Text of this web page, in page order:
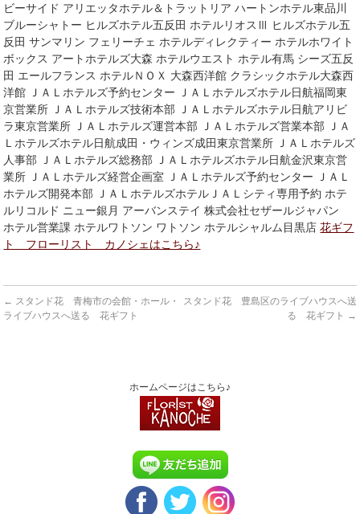
ビーサイド アリエッタホテル＆トラットリア ハートンホテル東品川
ブルーシャトー ヒルズホテル五反田 ホテルリオスⅢ ヒルズホテル五
反田 サンマリン フェリーチェ ホテルディレクティー ホテルホワイト
ボックス アートホテルズ大森 ホテルウエスト ホテル有馬 シーズ五反
田 エールフランス ホテルＮＯＸ 大森西洋館 クラシックホテル大森西
洋館 ＪＡＬホテルズ予約センター ＪＡＬホテルズホテル日航福岡東
京営業所 ＪＡＬホテルズ技術本部 ＪＡＬホテルズホテル日航アリビ
ラ東京営業所 ＪＡＬホテルズ運営本部 ＪＡＬホテルズ営業本部 ＪＡ
Ｌホテルズホテル日航成田・ウィンズ成田東京営業所 ＪＡＬホテルズ
人事部 ＪＡＬホテルズ総務部 ＪＡＬホテルズホテル日航金沢東京営
業所 ＪＡＬホテルズ経営企画室 ＪＡＬホテルズ予約センター ＪＡＬ
ホテルズ開発本部 ＪＡＬホテルズホテルＪＡＬシティ専用予約 ホテ
ルリコルド ニュー銀月 アーバンステイ 株式会社セザールジャパン
ホテル営業課 ホテルワトソン ワトソン ホテルシャルム目黒店花ギフ
ト フローリスト カノシェはこちら♪
← スタンド花 青梅市の会館・ホール・
ライブハウスへ送る 花ギフト
スタンド花 豊島区のライブハウスへ送
る 花ギフト →
ホームページはこちら♪